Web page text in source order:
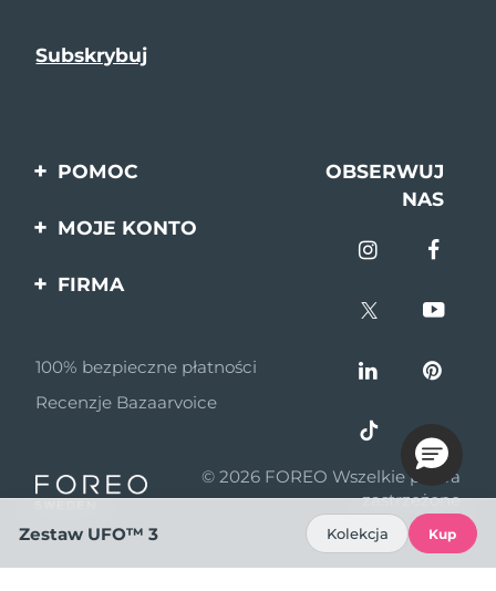
POMOC
Kontakt
OBSERWUJ
NAS
MOJE KONTO
FIRMA
Program partnerski
Wiadomości
MYSA
Zasady korzystania
100% bezpieczne płatności
Recenzje Bazaarvoice
© 2026 FOREO Wszelkie prawa
zastrzeżone
Zestaw UFO™ 3
Kolekcja Kup